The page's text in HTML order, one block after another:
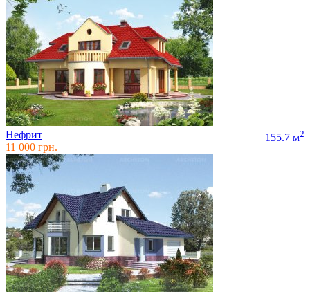
Нефрит 155.7 м2
11 000 грн.